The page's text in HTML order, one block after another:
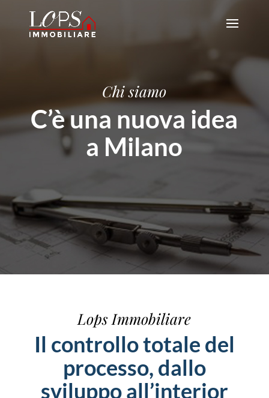
Chi siamo
C’è una nuova idea
a Milano
Lops Immobiliare
Il controllo totale del
processo, dallo
sviluppo all’interior